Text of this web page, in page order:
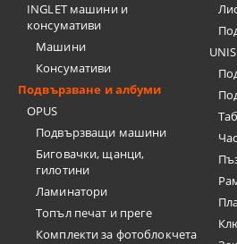
INGLET машини и
консумативи
Машини
Консумативи
Подвързване и албуми
OPUS
Подвързващи машини
Биговачки, щанци,
гилотини
Ламинатори
Топъл печат и преге
Комплекти за фотоблокчета